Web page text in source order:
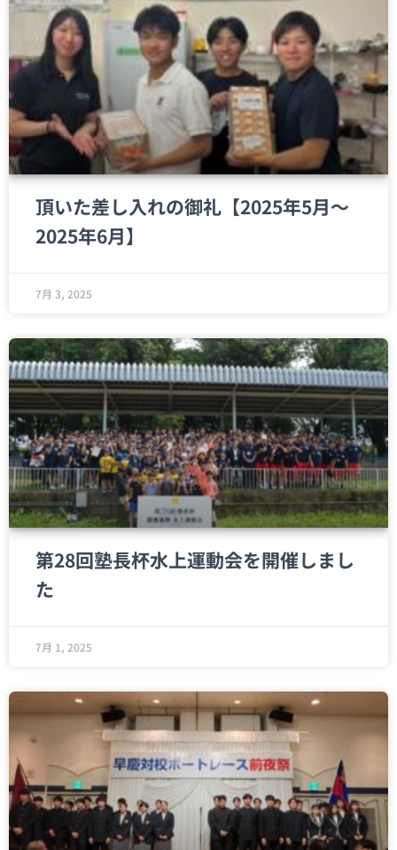
頂いた差し入れの御礼【2025年5月〜
2025年6月】
7月 3, 2025
第28回塾長杯水上運動会を開催しまし
た
7月 1, 2025